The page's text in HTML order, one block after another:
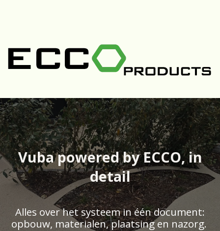
Vuba powered by ECCO, in
detail
Alles over het systeem in één document:
opbouw, materialen, plaatsing en nazorg.